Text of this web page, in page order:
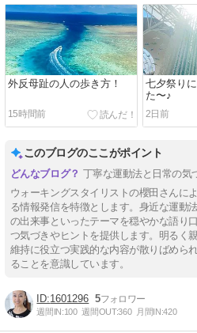
外反母趾の人の歩き方！
15時間前
七夕祭り
た〜♪
2日前
このブログのここがポイント
丁寧な運動法と日常の気
ウォーキングスタイリストの櫻田さんに
る情報発信を特徴とします。身近な運動
の出来事といったテーマを穏やかな語り
つ気づきやヒントを提供します。明るく
維持に役立つ実践的な内容が散りばめら
ることを意識しています。
1601296 5
週間IN:100 週間OUT:360 月間IN:420